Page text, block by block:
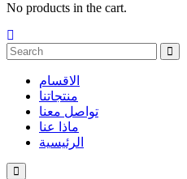
No products in the cart.
الاقسام
منتجاتنا
تواصل معنا
ماذا عنا
الرئيسية